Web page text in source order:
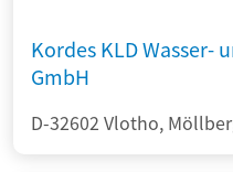
Kordes KLD Wasser-
GmbH
D-32602 Vlotho,